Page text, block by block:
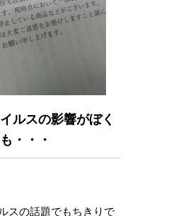
ルスの影響がぼく
・・・
スの話題でもちきりで